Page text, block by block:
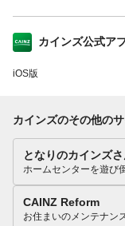
カインズ公式ア
iOS版
カインズのその他の
となりのカインズ
ホームセンターを遊び
CAINZ Reform
お住まいのメンテナン